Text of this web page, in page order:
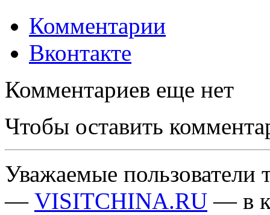
Комментарии
Вконтакте
Комментариев еще нет
Чтобы оставить
Уважаемые пользователи
— VISITCHINA.RU — в